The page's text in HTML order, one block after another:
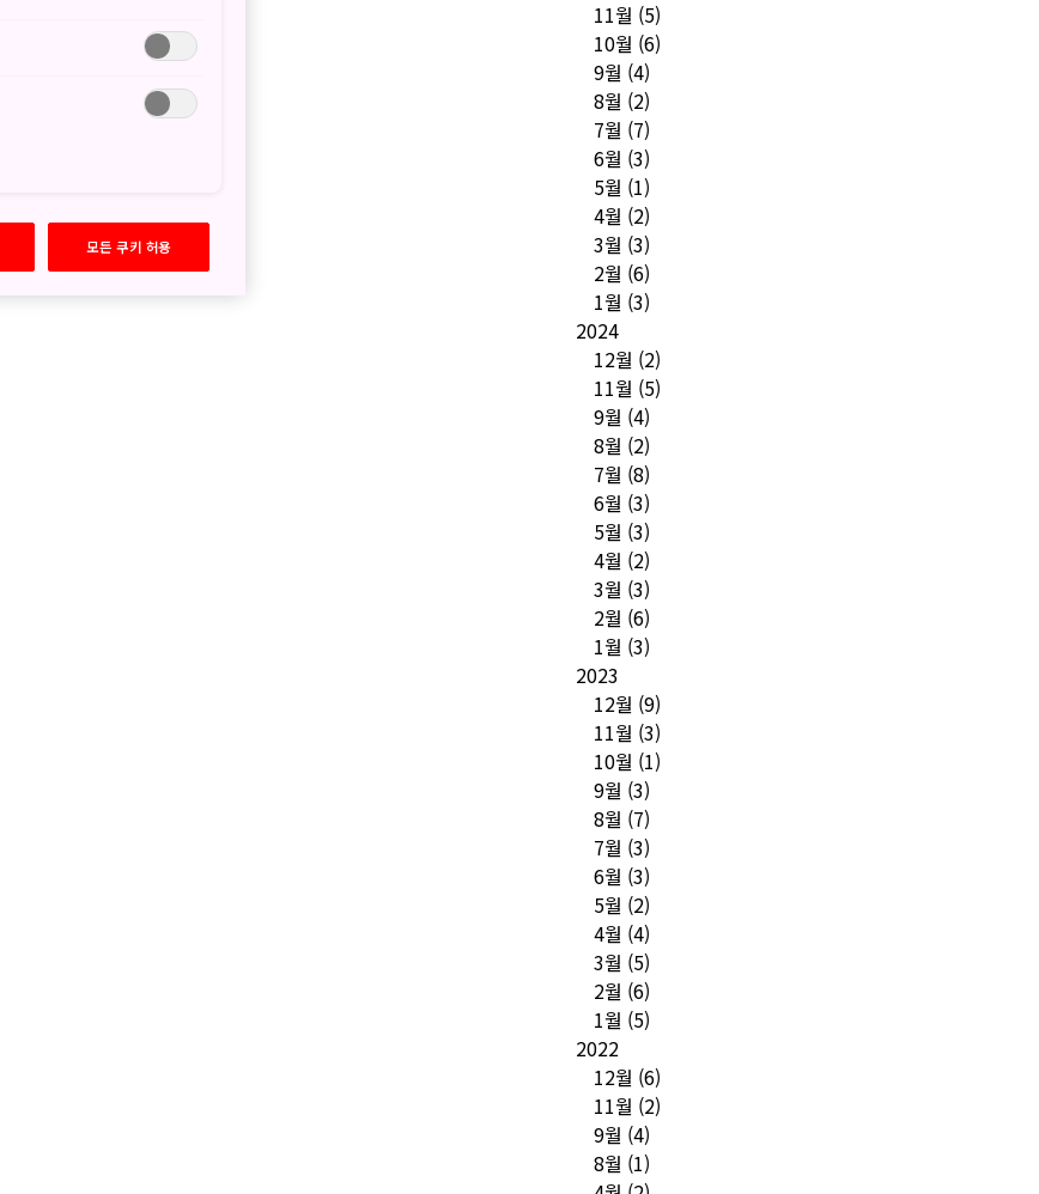
11월 (5)
10월 (6)
9월 (4)
8월 (2)
7월 (7)
6월 (3)
5월 (1)
4월 (2)
3월 (3)
2월 (6)
1월 (3)
2024
12월 (2)
11월 (5)
9월 (4)
8월 (2)
7월 (8)
6월 (3)
5월 (3)
4월 (2)
3월 (3)
2월 (6)
1월 (3)
2023
12월 (9)
11월 (3)
10월 (1)
9월 (3)
8월 (7)
7월 (3)
6월 (3)
5월 (2)
4월 (4)
3월 (5)
2월 (6)
1월 (5)
2022
12월 (6)
11월 (2)
9월 (4)
8월 (1)
모든 쿠키 허용